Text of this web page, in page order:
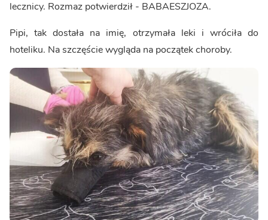
lecznicy. Rozmaz potwierdził - BABAESZJOZA.
Pipi, tak dostała na imię, otrzymała leki i wróciła do
hoteliku. Na szczęście wygląda na początek choroby.